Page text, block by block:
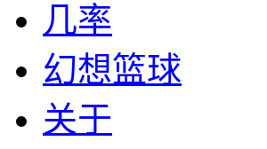
几率
幻想篮球
关于